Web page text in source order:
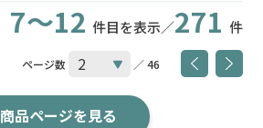
7～12 件目を表示／271 件
ページ数 ／ 46
商品ページを見る